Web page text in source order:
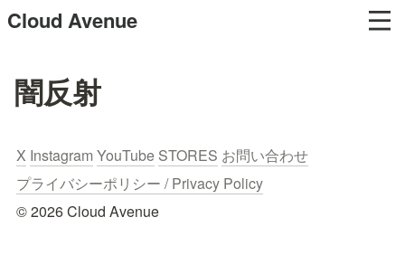
Cloud Avenue
闇反射
X Instagram YouTube STORES お問い合わせ
プライバシーポリシー / Privacy Policy
© 2026 Cloud Avenue